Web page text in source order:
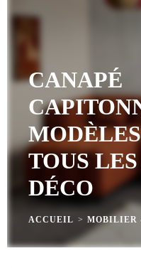
CANAPÉ
TOUS
DÉCO
ACCUEIL > MOBILIER